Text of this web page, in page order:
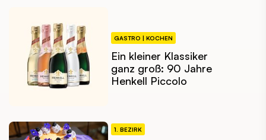
GASTRO | KOCHEN
Ein kleiner Klassiker
ganz groß: 90 Jahre
Henkell Piccolo
1. BEZIRK